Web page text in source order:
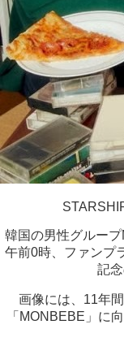
韓国の男性グルー
午前0時、ファンプ
記
画像には、11年
「MONBEBE」に